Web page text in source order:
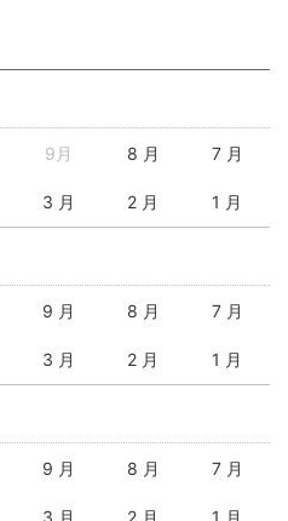
9月 8 月 7 月
3 月 2 月 1 月
9 月 8 月 7 月
3 月 2 月 1 月
9 月 8 月 7 月